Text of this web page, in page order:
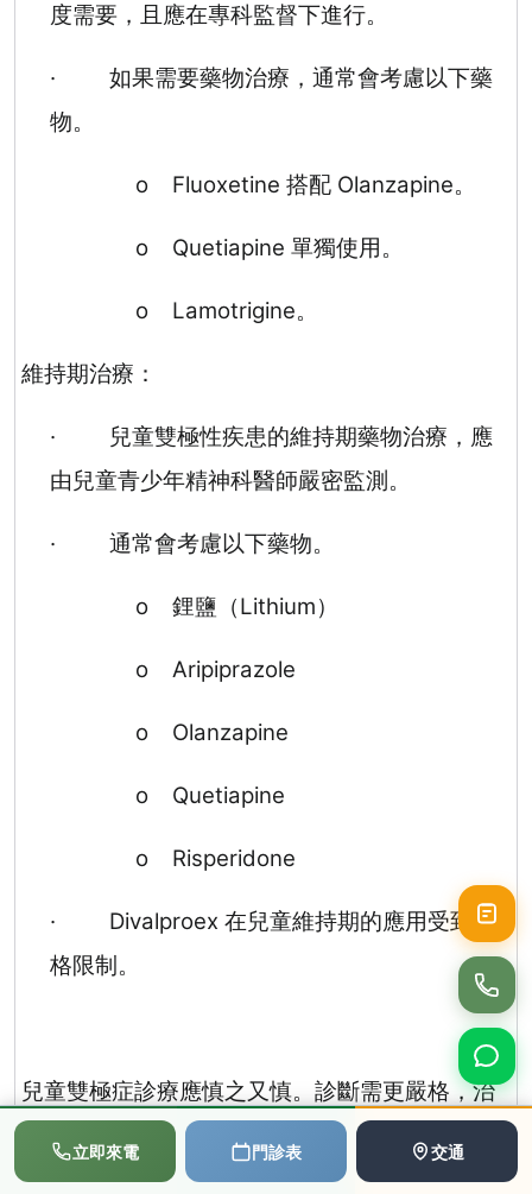
度需要，且應在專科監督下進行。
·
如果需要藥物治療，通常會考慮以下藥
物。
o Fluoxetine 搭配 Olanzapine。
o Quetiapine 單獨使用。
o Lamotrigine。
維持期治療：
·
兒童雙極性疾患的維持期藥物治療，應
由兒童青少年精神科醫師嚴密監測。
· 通常會考慮以下藥物。
o 鋰鹽（Lithium）
o Aripiprazole
o Olanzapine
o Quetiapine
o Risperidone
· Divalproex 在兒童維持期的應用受到嚴
格限制。
兒童雙極症診療應慎之又慎。診斷需更嚴格，治
療上則盡量採非藥物手段先行。若不得不使用藥
物，也通常選擇較溫和的方案並短期使用，同時
立即來電 門診表 交通
📞 💬 📅